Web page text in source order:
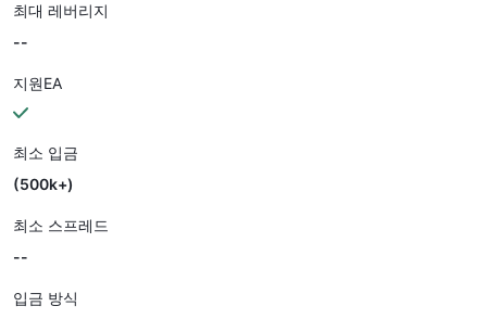
최대 레버리지
--
지원EA
최소 입금
(500k+)
최소 스프레드
--
입금 방식